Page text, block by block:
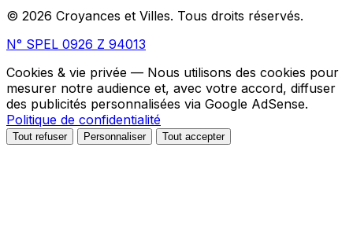
© 2026 Croyances et Villes. Tous droits réservés.
N° SPEL 0926 Z 94013
Cookies & vie privée — Nous utilisons des cookies pour
mesurer notre audience et, avec votre accord, diffuser
des publicités personnalisées via Google AdSense.
Politique de confidentialité
Tout refuser Personnaliser Tout accepter